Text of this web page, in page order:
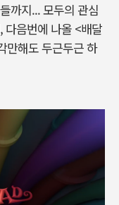
까지... 모두의 관심
다음번에 나올 <배달
만해도 두근두근 하